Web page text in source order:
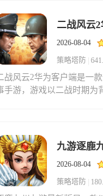
二战风云
2026-08-04
策略塔防
战风云2华为客户端是一
手游，游戏以二战时期为
九游逐鹿
2026-08-04
策略塔防